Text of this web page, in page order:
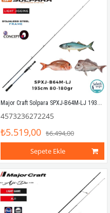
Major Craft Solpara SPXJ-B64M-LJ 193cm 80-180gr (S2P) Tetikli Light Jigging Kamış
4573236272245
₺5.519,00 ₺6.494,00
Sepete Ekle